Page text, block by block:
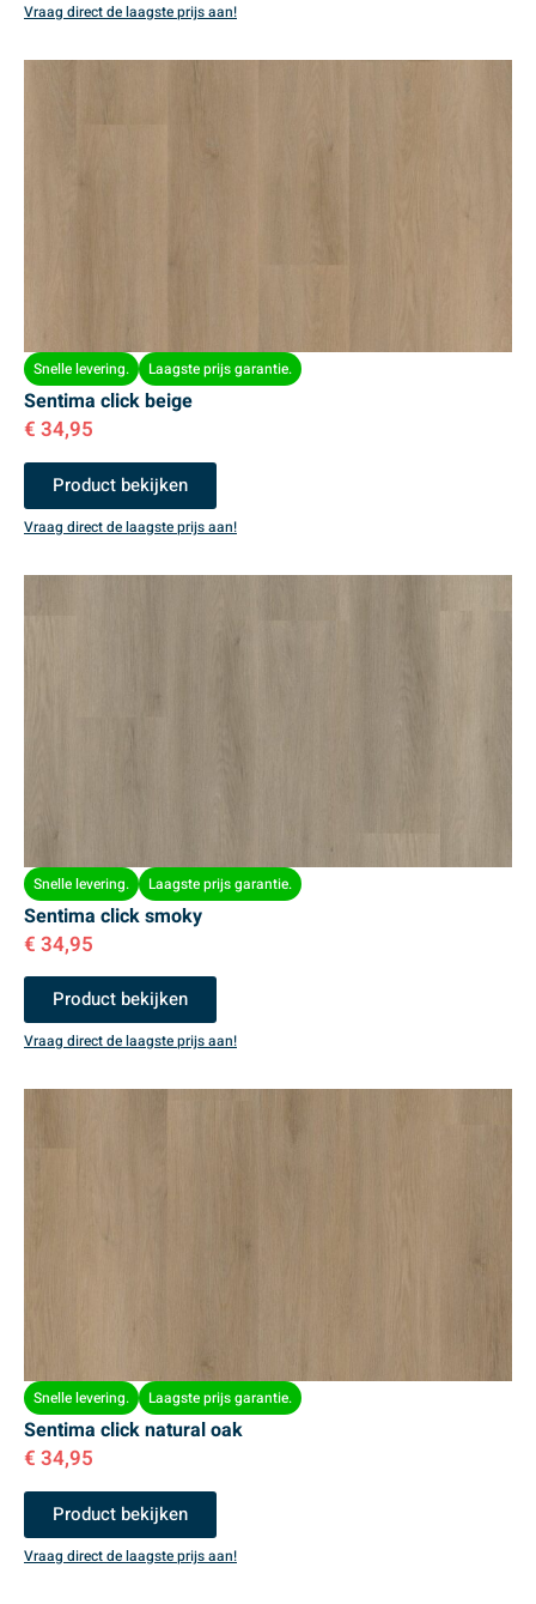
Vraag direct de laagste prijs aan!
Snelle levering. Laagste prijs garantie.
Sentima click beige
€ 34,95
Product bekijken
Vraag direct de laagste prijs aan!
Snelle levering. Laagste prijs garantie.
Sentima click smoky
€ 34,95
Product bekijken
Vraag direct de laagste prijs aan!
Snelle levering. Laagste prijs garantie.
Sentima click natural oak
€ 34,95
Product bekijken
Vraag direct de laagste prijs aan!